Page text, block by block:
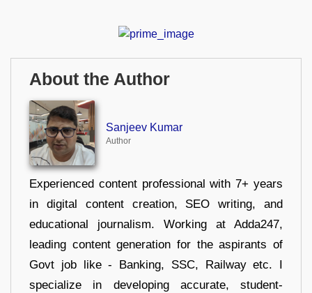
About the Author
Sanjeev Kumar
Author
Experienced content professional with 7+ years
in digital content creation, SEO writing, and
educational journalism. Working at Adda247,
leading content generation for the aspirants of
Govt job like - Banking, SSC, Railway etc. I
specialize in developing accurate, student-